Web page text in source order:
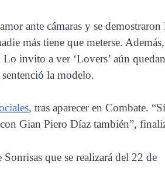
ante cámaras y se demostraron
más tiene que meterse. Además,
invito a ver ‘Lovers’ aún quedan
la modelo.
, tras aparecer en Combate.
Gian Piero Díaz también”,
que se realizará del 22 de